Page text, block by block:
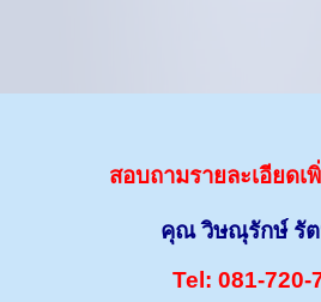
สอบถามรายละเอียดเ
คุณ วิษณุรักษ์ รั
Tel: 081-720-